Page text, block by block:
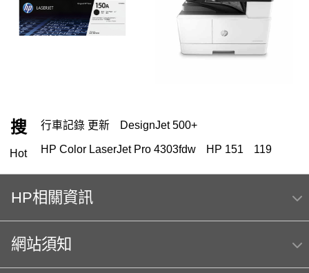
搜
Hot
行車記錄 更新 DesignJet 500+
HP Color LaserJet Pro 4303fdw HP 151 119
HP 222
HP Color Laser jet M856dn A3彩色雷射印表機
(T3U51A) 日本製
m254dw
hp Color LaserJet Pro MFP M283fdw 無線雙面觸控彩
HP相關資訊
網站須知